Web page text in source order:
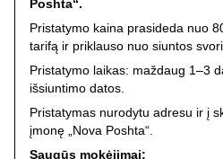
Poshta“.
Pristatymo kaina prasideda nuo
tarifą ir priklauso nuo siuntos
Pristatymo laikas: maždaug 1–3
išsiuntimo datos.
Pristatymas nurodytu adresu ir į
įmonę „Nova Poshta“.
Saugūs mokėjimai: